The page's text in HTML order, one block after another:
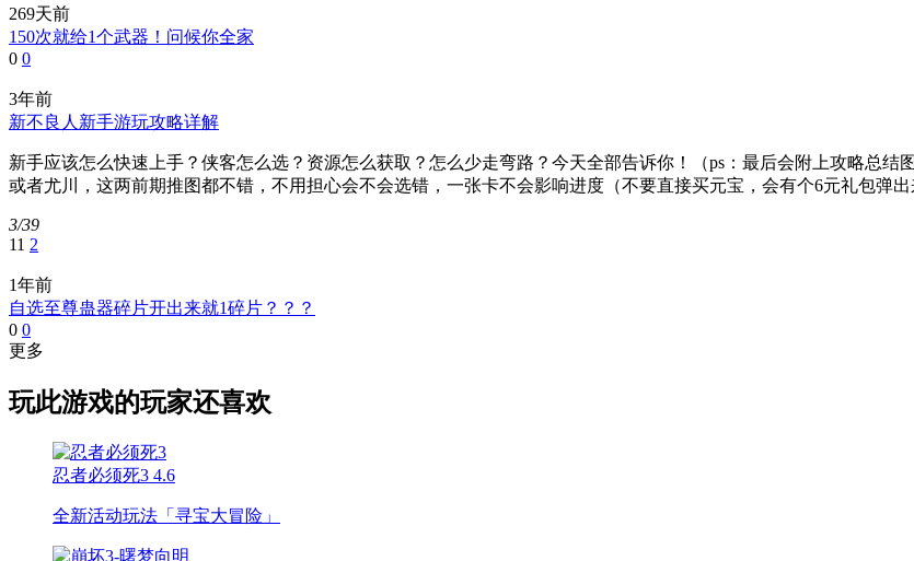
269天前
150次就给1个武器！问候你全家
0 0
3年前
新不良人新手游玩攻略详解
新手应该怎么快速上手？侠客怎么选？资源怎么获取？怎么少走弯路？今天全部告诉你！（ps：最后会附上攻略总
或者尤川，这两前期推图都不错，不用担心会不会选错，一张卡不会影响进度（不要直接买元宝，会有个6元礼包弹出
3/39
11 2
1年前
自选至尊蛊器碎片开出来就1碎片？？？
0 0
更多
玩此游戏的玩家还喜欢
忍者必须死3 4.6
全新活动玩法「寻宝大冒险」